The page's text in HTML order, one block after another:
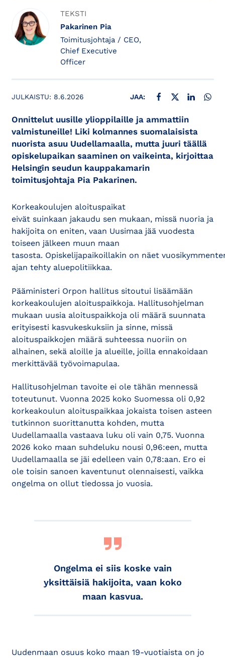
TEKSTI
Pakarinen Pia
Toimitusjohtaja / CEO,
Chief Executive
Officer
JULKAISTU: 8.6.2026 JAA: JAA FACEBOOKISSA
JAA X:SSÄ JAA
Onnittelut uusille ylioppilaille ja ammattiin
valmistuneille! Liki kolmannes suomalaisista
nuorista asuu Uudellamaalla, mutta juuri täällä
opiskelupaikan saaminen on vaikeinta, kirjoittaa
Helsingin seudun kauppakamarin
toimitusjohtaja Pia Pakarinen.
Korkeakoulujen aloituspaikat
eivät suinkaan jakaudu sen mukaan, missä nuoria ja
hakijoita on eniten, vaan Uusimaa jää vuodesta
toiseen jälkeen muun maan
tasosta. Opiskelijapaikoillakin on näet
ajan tehty aluepolitiikkaa.
Pääministeri Orpon hallitus sitoutui lisäämään
korkeakoulujen aloituspaikkoja. Hallitusohjelman
mukaan uusia aloituspaikkoja oli määrä suunnata
erityisesti kasvukeskuksiin ja sinne, missä
aloituspaikkojen määrä suhteessa nuoriin on
alhainen, sekä aloille ja alueille, joilla ennakoidaan
merkittävää työvoimapulaa.
Hallitusohjelman tavoite ei ole tähän mennessä
toteutunut. Vuonna 2025 koko Suomessa oli 0,92
korkeakoulun aloituspaikkaa jokaista toisen asteen
tutkinnon suorittanutta kohden, mutta
Uudellamaalla vastaava luku oli vain 0,75. Vuonna
2026 koko maan suhdeluku nousi 0,96:een, mutta
Uudellamaalla se jäi edelleen vain 0,78:aan. Ero ei
ole toisin sanoen kaventunut olennaisesti, vaikka
ongelma on ollut tiedossa jo vuosia.
Ongelma ei siis koske vain
yksittäisiä hakijoita, vaan koko
maan kasvua.
Uudenmaan osuus koko maan 19-vuotiaista on jo